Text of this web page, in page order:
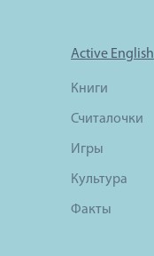
Active English
Книги
Считалочки
Игры
Культура
Факты